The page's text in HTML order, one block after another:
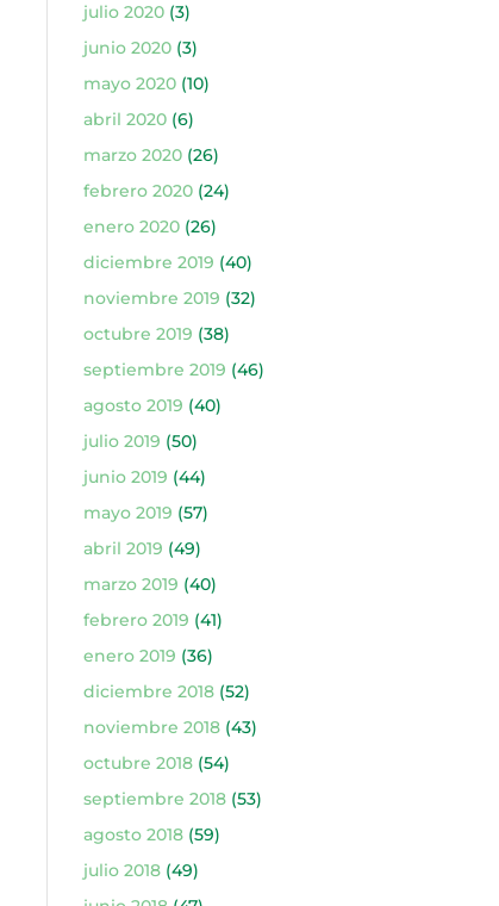
julio 2020(3)
junio 2020(3)
mayo 2020(10)
abril 2020(6)
marzo 2020(26)
febrero 2020(24)
enero 2020(26)
diciembre 2019 (40)
noviembre 2019 (32)
octubre 2019 (38)
septiembre 2019 (46)
agosto 2019 (40)
julio 2019 (50)
junio 2019 (44)
mayo 2019 (57)
abril 2019 (49)
marzo 2019 (40)
febrero 2019 (41)
enero 2019 (36)
diciembre 2018(52)
noviembre 2018(43)
octubre 2018(54)
septiembre 2018(53)
agosto 2018(59)
julio 2018(49)